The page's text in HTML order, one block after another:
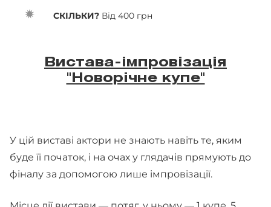
СКІЛЬКИ? Від 400 грн
Вистава-імпровізація
"Новорічне купе"
У цій виставі актори не знають навіть те, яким
буде її початок, і на очах у глядачів прямують до
фіналу за допомогою лише імпровізації.